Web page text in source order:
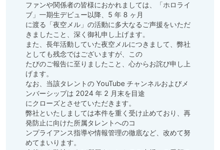
ファンや関係者の皆様におかれましては、「ホロライ
ブ」一期生デビュー以降、5 年 8 ヶ月
に渡る「夜空メル」の活動に多大なるご声援をいただ
きましたこと、深く御礼申し上げます。
また、⻑年活動していた夜空メルにつきまして、弊社
としても残念ではございますが、この
たびのご報告に至りましたこと、心からお詫び申し上
げます。
なお、当該タレントの YouTube チャンネルおよびメ
ンバーシップは 2024 年 2 月末を目途
にクローズとさせていただきます。
弊社といたしましては本件を重く受け止めており、再
発防止に向けた所属タレントへのコ
ンプライアンス指導や情報管理の徹底など、改めて努
めてまいります。